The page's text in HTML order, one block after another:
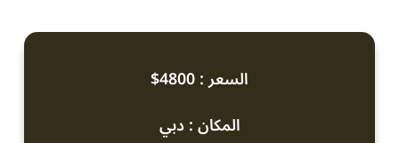
السعر : 4800$
المكان : دبي